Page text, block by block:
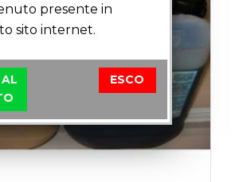
presente in
sito internet.
ESCO